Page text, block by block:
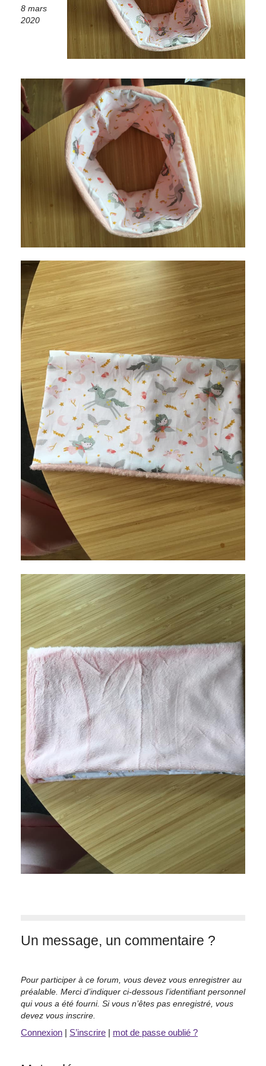
8 mars
2020
Un message, un commentaire ?
Pour participer à ce forum, vous devez vous enregistrer au
préalable. Merci d’indiquer ci-dessous l’identifiant personnel
qui vous a été fourni. Si vous n’êtes pas enregistré, vous
devez vous inscrire.
Connexion | S’inscrire | mot de passe oublié ?